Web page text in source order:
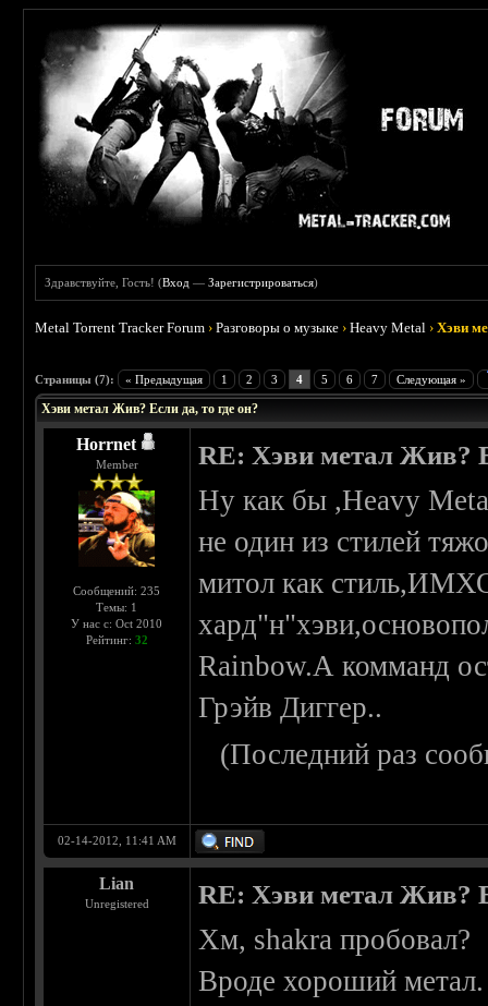
Здравствуйте, Гость! (Вход —Зарегистрироваться)
Metal Torrent Tracker Forum ›Разговоры о музыке ›Heavy Metal ›Хэви
Страницы (7): « Предыдущая 1 2 3 4 5 6 7 Следующая »
Хэви метал Жив? Если да, то где он?
Horrnet
Member
Сообщений: 235
Темы: 1
У нас с: Oct 2010
Рейтинг: 32
RE: Хэви метал Жив?
Ну как бы ,Heavy
не один из стилей
митол как
Rainbow.А комманд
Грэйв Диггер..
(Последний раз
02-14-2012, 11:41 AM
Lian
Unregistered RE: Хэви метал Жив?
Хм, shakra пробовал?
Вроде хороший метал.